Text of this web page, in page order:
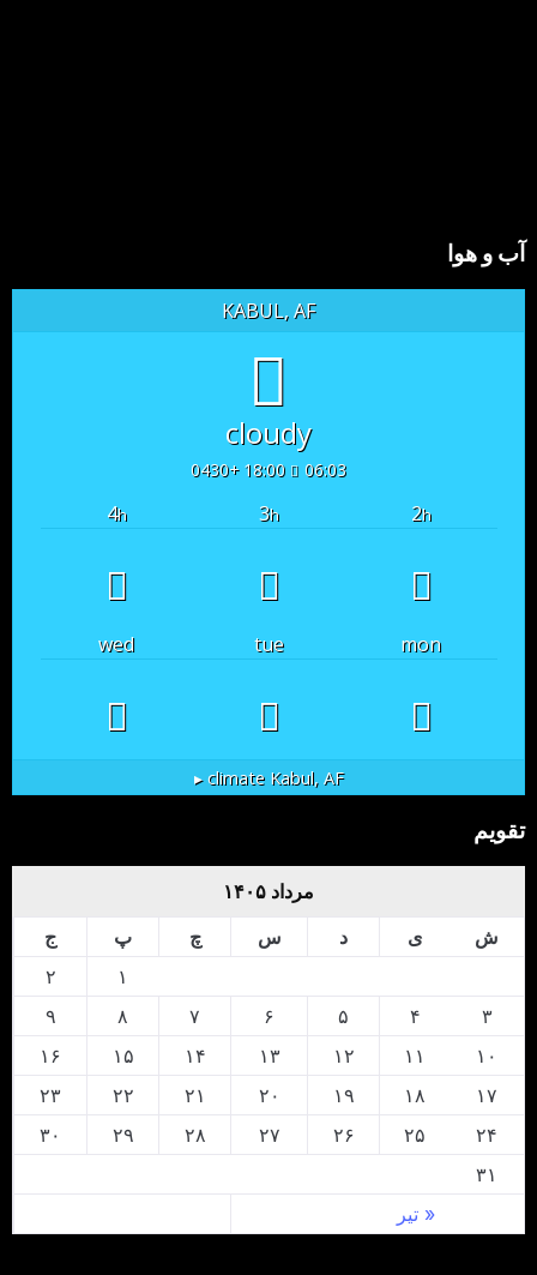
آب و هوا
KABUL, AF
cloudy
06:03
18:00 +0430
2h
3h
4h
mon
tue
wed
Kabul, AF
climate ▸
تقویم
مرداد ۱۴۰۵
ش
ی د س چ پ ج
« تیر
۱
۲
۳
۴ ۵ ۶ ۷ ۸
۹
۱۰
۱۱ ۱۲ ۱۳ ۱۴ ۱۵
۱۶
۱۷
۱۸ ۱۹ ۲۰ ۲۱ ۲۲
۲۳
۲۴
۲۵ ۲۶ ۲۷ ۲۸ ۲۹
۳۰
۳۱